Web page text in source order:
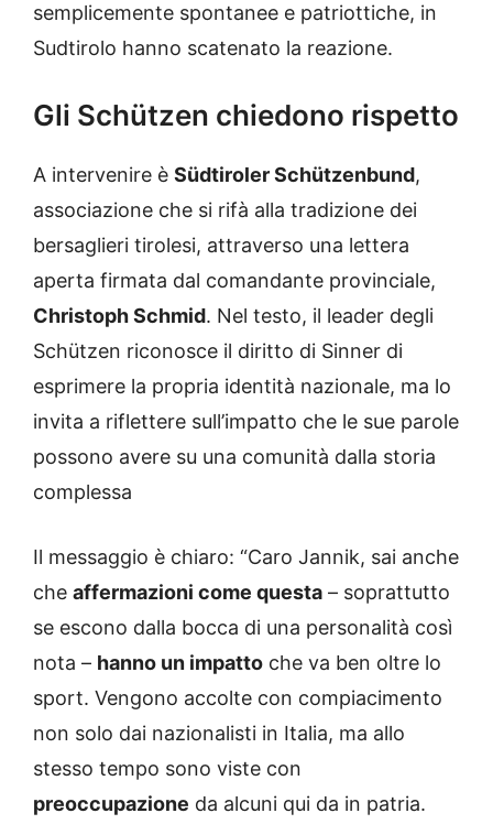
semplicemente spontanee e patriottiche, in
Sudtirolo hanno scatenato la reazione.
Gli Schützen chiedono rispetto
A intervenire è Südtiroler Schützenbund,
associazione che si rifà alla tradizione dei
bersaglieri tirolesi, attraverso una lettera
aperta firmata dal comandante provinciale,
Christoph Schmid. Nel testo, il leader degli
Schützen riconosce il diritto di Sinner di
esprimere la propria identità nazionale, ma lo
invita a riflettere sull’impatto che le sue parole
possono avere su una comunità dalla storia
complessa
Il messaggio è chiaro: “Caro Jannik, sai anche
che affermazioni come questa – soprattutto
se escono dalla bocca di una personalità così
nota – hanno un impatto che va ben oltre lo
sport. Vengono accolte con compiacimento
non solo dai nazionalisti in Italia, ma allo
stesso tempo sono viste con
preoccupazione da alcuni qui da in patria.